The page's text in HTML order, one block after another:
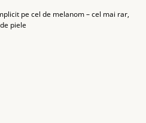
pe cel de melanom – cel mai rar,
piele